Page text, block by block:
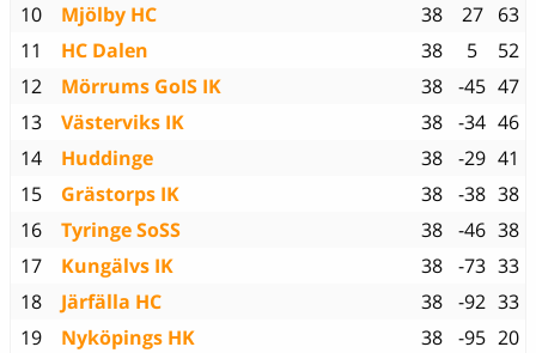
10
Mjölby HC 38 27
63
11
HC Dalen 38 5
52
12
Mörrums GoIS IK 38 -45 47
13
Västerviks IK 38 -34 46
14
Huddinge 38 -29 41
15
Grästorps IK 38 -38 38
16
Tyringe SoSS 38 -46 38
17
Kungälvs IK 38 -73 33
18
Järfälla HC 38 -92 33
19
Nyköpings HK 38 -95 20